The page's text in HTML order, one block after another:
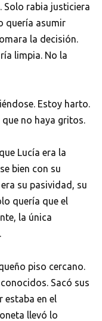
Solo rabia justiciera
quería asumir
la decisión.
limpia. No la
Estoy harto.
no haya gritos.
Lucía era la
bien con su
su pasividad, su
quería que el
la única
piso cercano.
Sacó sus
estaba en el
llevó lo